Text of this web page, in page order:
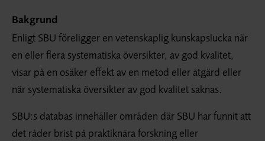
Bakgrund
Enligt SBU föreligger en vetenskaplig kunskapslucka när
en eller flera systematiska översikter, av god kvalitet,
visar på en osäker effekt av en metod eller åtgärd eller
när systematiska översikter av god kvalitet saknas.
SBU:s databas innehåller områden där SBU har funnit att
det råder brist på praktiknära forskning eller